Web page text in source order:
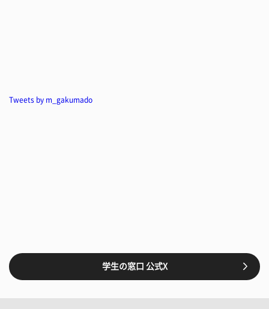
Tweets by m_gakumado
学生の窓口 公式X